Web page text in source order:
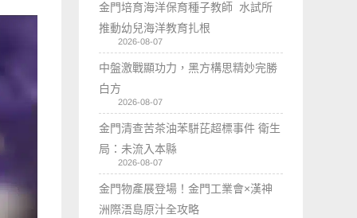
金門培育海洋保育種子教師 水試所
推動幼兒海洋教育扎根
2026-08-07
中盤激戰顯功力，黑方構思精妙完勝
白方
2026-08-07
金門清查苦茶油苯駢芘超標事件 衛生
局：未流入本縣
2026-08-07
金門物產展登場！金門工業會×漢神
洲際浯島原汁全攻略